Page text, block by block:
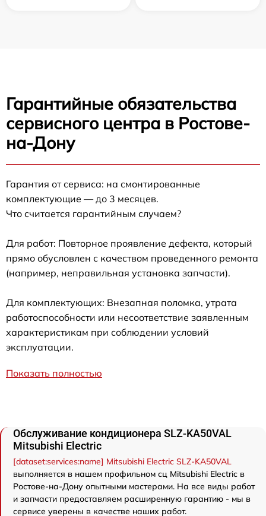
Гарантийные обязательства
сервисного центра в Ростове-
на-Дону
Гарантия от сервиса: на смонтированные
комплектующие — до 3 месяцев.
Что считается гарантийным случаем?
Для работ: Повторное проявление дефекта, который
прямо обусловлен с качеством проведенного ремонта
(например, неправильная установка запчасти).
Для комплектующих: Внезапная поломка, утрата
работоспособности или несоответствие заявленным
характеристикам при соблюдении условий
эксплуатации.
Показать полностью
Обслуживание кондиционера SLZ-KA50VAL
Mitsubishi Electric
[dataset:services:name] Mitsubishi Electric SLZ-KA50VAL
выполняется в нашем профильном сц Mitsubishi Electric в
Ростове-на-Дону опытными мастерами. На все виды работ
и запчасти предоставляем расширенную гарантию - мы в
сервисе уверены в качестве наших работ.